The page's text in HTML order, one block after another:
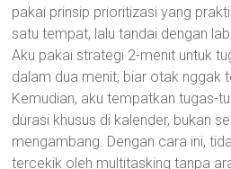
pakai prinsip prioritizasi yang
satu tempat, lalu tandai dengan
Aku pakai strategi 2-menit untuk
dalam dua menit, biar otak nggak
Kemudian, aku tempatkan tugas-
durasi khusus di kalender, bukan
mengambang. Dengan cara ini,
tercekik oleh multitasking tanpa